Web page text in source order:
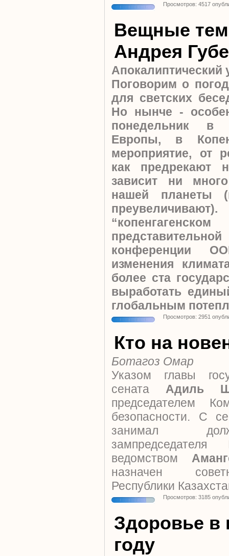
Просмотров: 4517
Вещные
Андрея
Апокалиптический
Поговорим о
для светских
Но нынче -
понедельник в
Европы, в
мероприятие, от
как предрекают
зависит ни
нашей планеты
конференции
изменения
более ста
выработать
глобальным
Просмотров: 2951
Кто на
Ботагоз Омар
Указом главы
сената Адиль
председателем
безопасности. С
занимал
ведомством
назначен
Республики
Просмотров: 3185
Здоровье в
году